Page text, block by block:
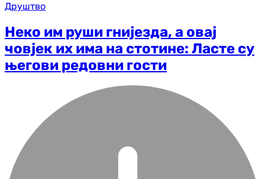
Друштво
Неко им руши гнијезда, а овај
човјек их има на стотине: Ласте су
његови редовни гости